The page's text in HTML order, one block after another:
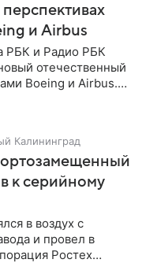
и Airbus
РБК и Радио РБК
отечественный
Boeing и Airbus.
Калининград
к серийному
в воздух с
и провел в
Ростех